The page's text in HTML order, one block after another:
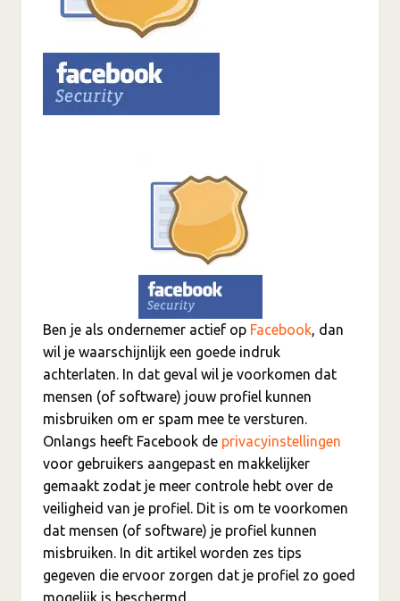
Ben je als ondernemer actief op Facebook, dan
wil je waarschijnlijk een goede indruk
achterlaten. In dat geval wil je voorkomen dat
mensen (of software) jouw profiel kunnen
misbruiken om er spam mee te versturen.
Onlangs heeft Facebook de privacyinstellingen
voor gebruikers aangepast en makkelijker
gemaakt zodat je meer controle hebt over de
veiligheid van je profiel. Dit is om te voorkomen
dat mensen (of software) je profiel kunnen
misbruiken. In dit artikel worden zes tips
gegeven die ervoor zorgen dat je profiel zo goed
mogelijk is beschermd.